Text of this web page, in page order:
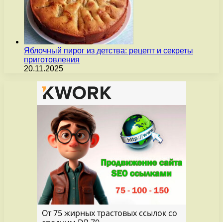
Яблочный пирог из детства: рецепт и секреты
приготовления
20.11.2025